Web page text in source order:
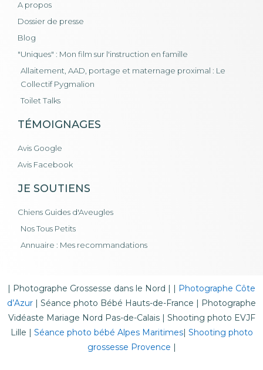
A propos
Dossier de presse
Blog
"Uniques" : Mon film sur l'instruction en famille
Allaitement, AAD, portage et maternage proximal : Le
Collectif Pygmalion
Toilet Talks
TÉMOIGNAGES
Avis Google
Avis Facebook
JE SOUTIENS
Chiens Guides d'Aveugles
Nos Tous Petits
Annuaire : Mes recommandations
| Photographe Grossesse dans le Nord | | Photographe Côte
d’Azur | Séance photo Bébé Hauts-de-France | Photographe
Vidéaste Mariage Nord Pas-de-Calais| Shooting photo EVJF
Lille | Séance photo bébé Alpes Maritimes| Shooting photo
grossesse Provence |